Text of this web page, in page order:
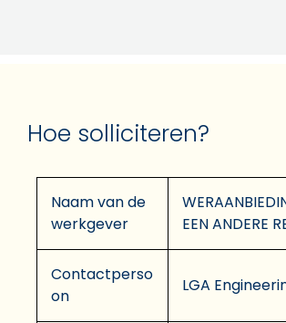
Hoe solliciteren?
Naam van de
werkgever
EEN ANDERE
Contactperso
on
LGA